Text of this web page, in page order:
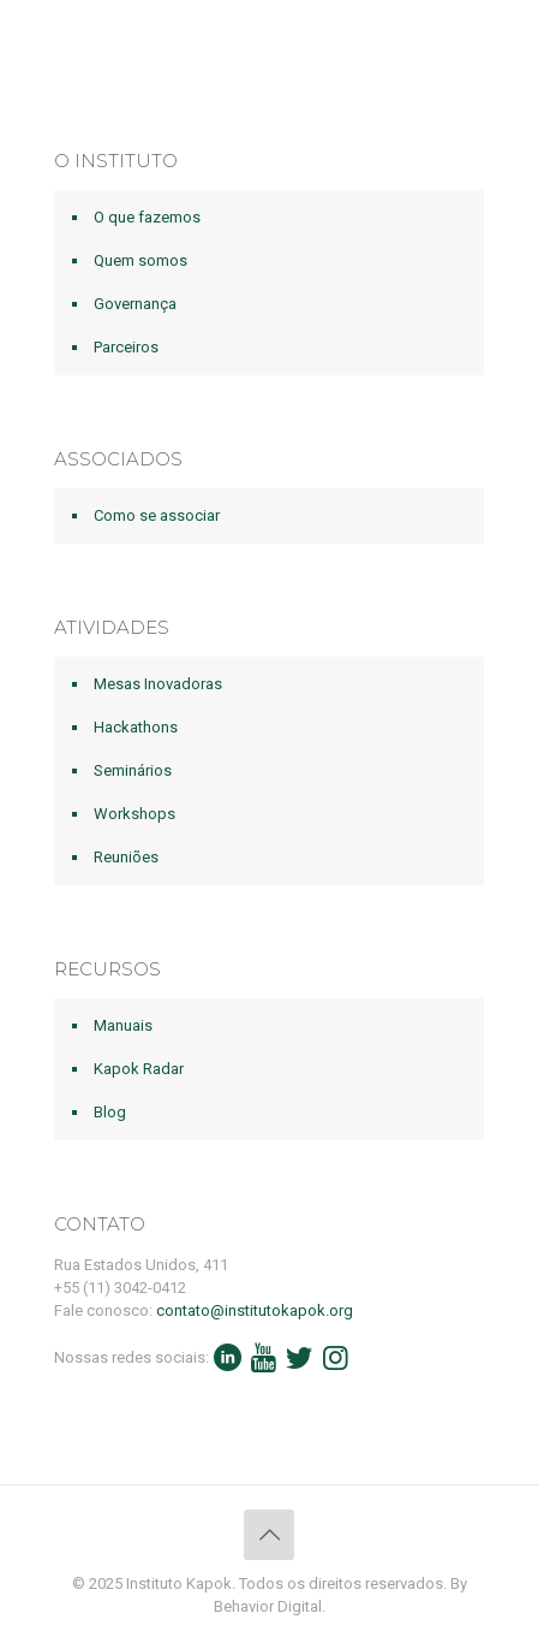
O INSTITUTO
O que fazemos
Quem somos
Governança
Parceiros
ASSOCIADOS
Como se associar
ATIVIDADES
Mesas Inovadoras
Hackathons
Seminários
Workshops
Reuniões
RECURSOS
Manuais
Kapok Radar
Blog
CONTATO
Rua Estados Unidos, 411
+55 (11) 3042-0412
Fale conosco: contato@institutokapok.org
Nossas redes sociais:
© 2025 Instituto Kapok. Todos os direitos reservados. By
Behavior Digital.